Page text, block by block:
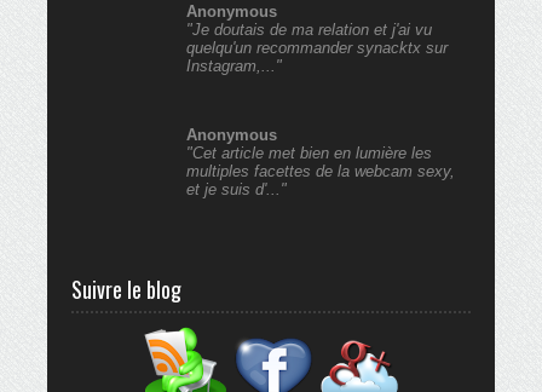
Anonymous
"Je doutais de ma relation et j'ai vu
quelqu'un recommander synacktx sur
Instagram,..."
Anonymous
"Cet article met bien en lumière les
multiples facettes de la webcam sexy,
et je suis d'..."
Suivre le blog